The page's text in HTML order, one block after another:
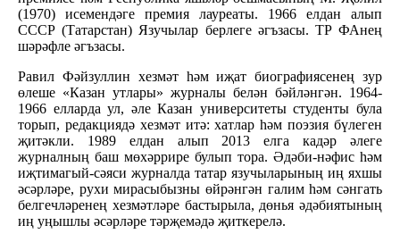
(1970) исемендәге премия лауреаты. 1966 елдан алып
СССР (Татарстан) Язучылар берлеге әгъзасы. ТР ФАнең
шәрәфле әгъзасы.
Равил Фәйзуллин хезмәт һәм иҗат биографиясенең зур
өлеше «Казан утлары» журналы белән бәйләнгән. 1964-
1966 елларда ул, әле Казан университеты студенты була
торып, редакциядә хезмәт итә: хатлар һәм поэзия бүлеген
җитәкли. 1989 елдан алып 2013 елга кадәр әлеге
журналның баш мөхәррире булып тора. Әдәби-нәфис һәм
иҗтимагый-сәяси журналда татар язучыларының иң яхшы
әсәрләре, рухи мирасыбызны өйрәнгән галим һәм сәнгать
белгечләренең хезмәтләре бастырыла, дөнья әдәбиятының
иң уңышлы әсәрләре тәрҗемәдә җиткерелә.